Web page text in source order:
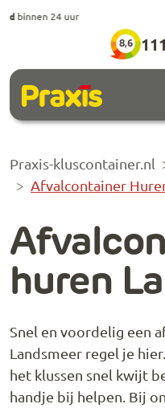
,
8,6
Praxis-kluscontainer.nl
Afvalcontainer
huren
Snel en voordelig een
Landsmeer regel je
het klussen snel kwijt
handje bij helpen. Bij